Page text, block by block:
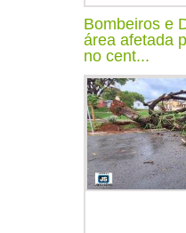
Bombeiros e
área afetada
no cent...